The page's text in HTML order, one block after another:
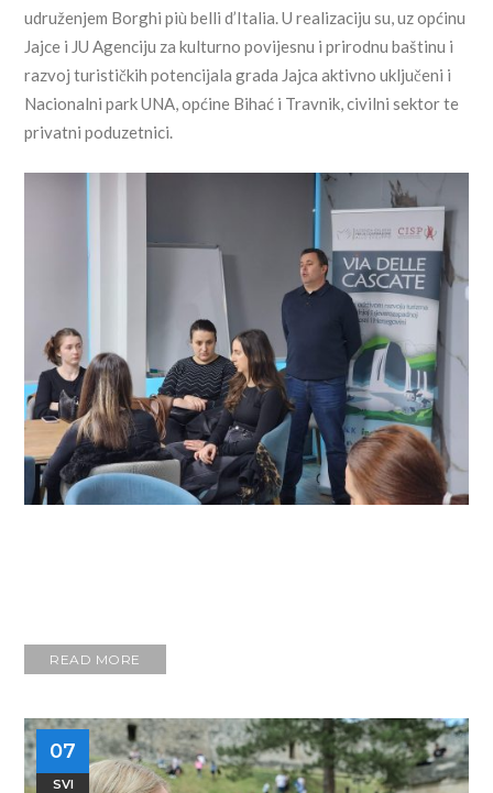
udruženjem Borghi più belli d’Italia. U realizaciju su, uz općinu
Jajce i JU Agenciju za kulturno povijesnu i prirodnu baštinu i
razvoj turističkih potencijala grada Jajca aktivno uključeni i
Nacionalni park UNA, općine Bihać i Travnik, civilni sektor te
privatni poduzetnici.
READ MORE
07
SVI